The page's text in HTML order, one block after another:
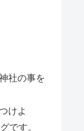
社の事を
けよ
です。